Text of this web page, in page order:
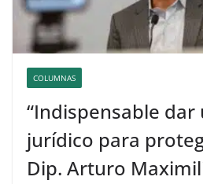
COLUMNAS
“Indispensable
jurídico para
Dip. Arturo